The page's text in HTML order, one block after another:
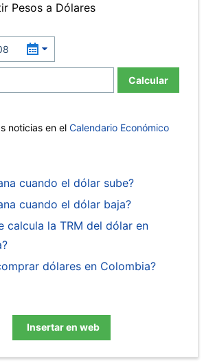
Pesos a Dólares
Calcular
noticias en el Calendario Económico
cuando el dólar sube?
cuando el dólar baja?
calcula la TRM del dólar en
dólares en Colombia?
Insertar en web